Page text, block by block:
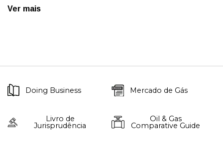
Ver mais
Doing Business Mercado de Gás
Livro de
Jurisprudência
Oil & Gas
Comparative Guide